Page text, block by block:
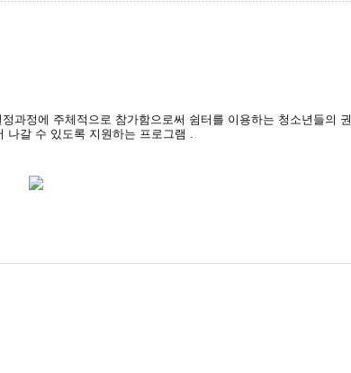
정에 주체적으로 참가함으로써 쉼터를 이용하는 청소년들의 권
나갈 수 있도록 지원하는 프로그램 .